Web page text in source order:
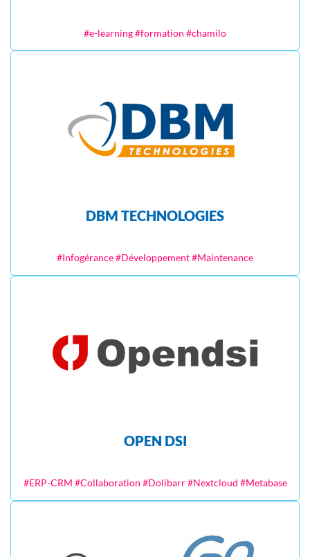
#e-learning #formation #chamilo
DBM TECHNOLOGIES
#Infogérance #Développement #Maintenance
OPEN DSI
#ERP-CRM #Collaboration #Dolibarr #Nextcloud #Metabase